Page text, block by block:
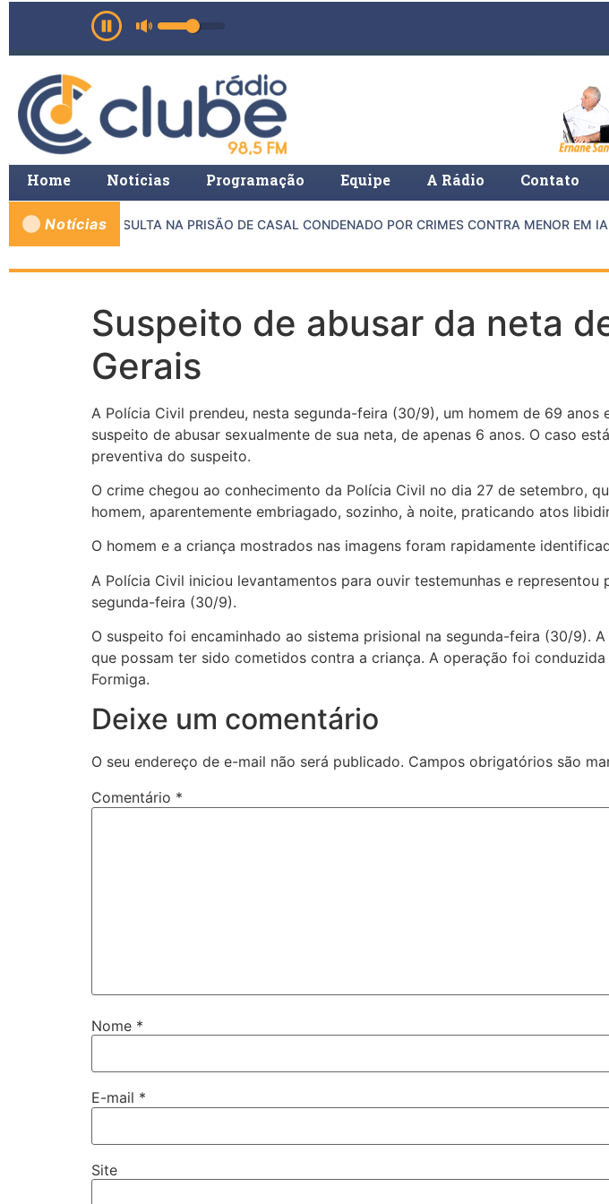
Home Notícias Programação Equipe A Rádio Contato
Notícias
MP E PMMG RESULTA NA PRISÃO DE CASAL CONDENADO POR CRIMES CONTRA MENOR EM IAPU
Suspeito de abusar da neta
Gerais
A Polícia Civil prendeu, nesta segunda-feira (30/9), um homem de 69
suspeito de abusar sexualmente de sua neta, de apenas 6 anos. O caso
preventiva do suspeito.
O crime chegou ao conhecimento da Polícia Civil no dia 27 de setembro,
homem, aparentemente embriagado, sozinho, à noite, praticando atos
O homem e a criança mostrados nas imagens foram rapidamente
A Polícia Civil iniciou levantamentos para ouvir testemunhas e
segunda-feira (30/9).
O suspeito foi encaminhado ao sistema prisional na segunda-feira (30/9).
que possam ter sido cometidos contra a criança. A operação foi
Formiga.
Deixe um comentário
O seu endereço de e-mail não será publicado. Campos obrigatórios são
Comentário *
Nome *
E-mail *
Site